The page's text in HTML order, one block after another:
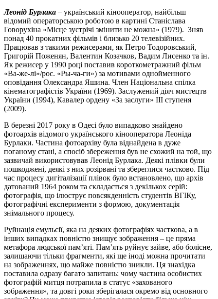
Леонід Бурлака – український кінооператор, найбільш
відомий операторською роботою в картині Станіслава
Говорухіна «Місце зустрічі змінити не можна» (1979). Зняв
понад 40 прокатних фільмів і близько 20 телевізійних.
Працював з такими режисерами, як Петро Тодоровський,
Григорій Поженян, Валентин Козачков, Вадим Лисенко та ін.
Як режисер у 1990 році поставив короткометражний фільм
«Ва-же-лі»/рос. «Ры-ча-ги») за мотивами однойменного
оповідання Олександра Яшина. Член Національна спілка
кінематографістів України (1969). Заслужений діяч мистецтв
України (1994), Кавалер ордену «За заслуги» III ступеня
(2009).
В березні 2017 року в Одесі було випадково знайдено
фотоархів відомого українського кінооператора Леоніда
Бурлаки. Частина фотоархіву була віднайдена в дуже
поганому стані, а спосіб збереження був не схожий на той, що
зазвичай використовував Леонід Бурлака. Деякі плівки були
пошкоджені, деякі з них розірвані та збереглися частково. Під
час процесу дигіталізації плівок було встановлено, що архів
датований 1964 роком та складається з декількох серій:
фотографія, що ілюструє повсякденність студентів ВГІКу,
фотографічні експерименти з формою, документація
знімального процесу.
Руйнація емульсії, яка на деяких фотографіях часткова, а в
інших випадках повністю знищує зображення – це пряма
метафора людської пам’яті. Пам’ять руйнує зайве, або болісне,
залишаючи тільки фрагменти, які ще іноді можна прочитати
на зображеннях, що майже повністю зникли. Ця знахідка
поставила одразу багато запитань: чому частина особистих
фотографій митця потрапила в статус «захованого
зображення», та довгі роки зберігалася окремо від основного